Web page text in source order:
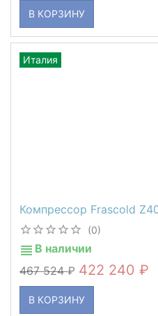
В КОРЗИНУ
Компрессор Frascold
(0)
В наличии
467 524
422 240
В КОРЗИНУ
Италия